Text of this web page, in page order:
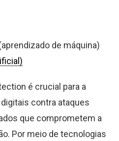
de máquina)
é crucial para a
contra ataques
que comprometem a
Por meio de tecnologias